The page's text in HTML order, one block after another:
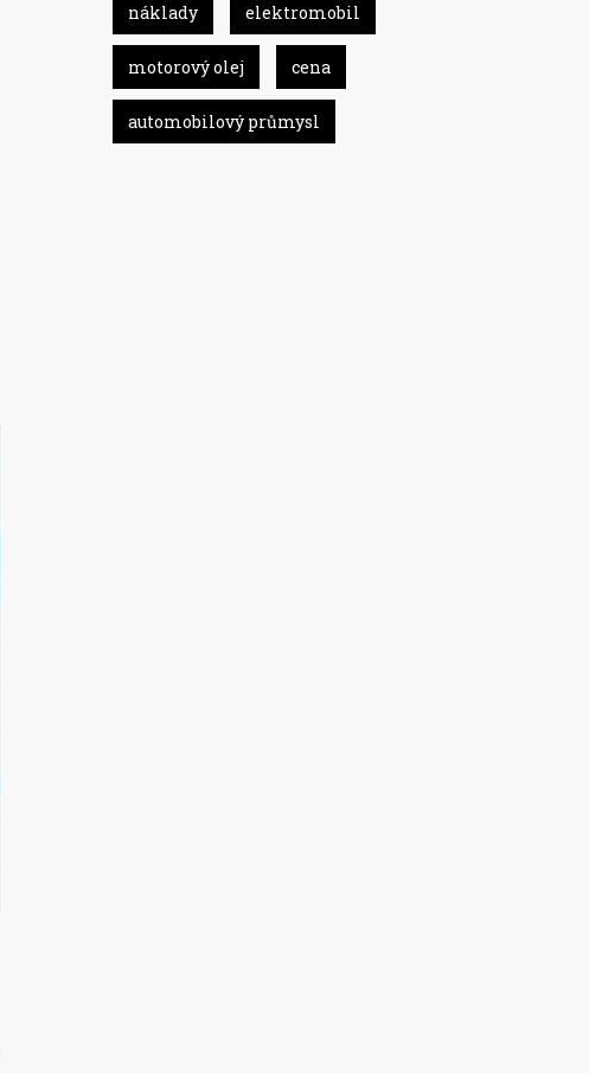
náklady elektromobil
motorový olej cena
automobilový průmysl